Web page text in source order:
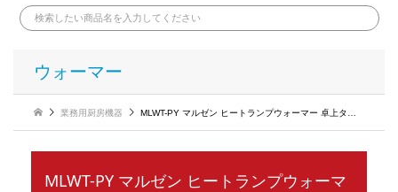
ウォーマー
業務用厨房機器 MLWT-PY マルゼン ヒートランプウォーマー 卓上タイプ
MLWT-PY マルゼン ヒートランプウォーマ